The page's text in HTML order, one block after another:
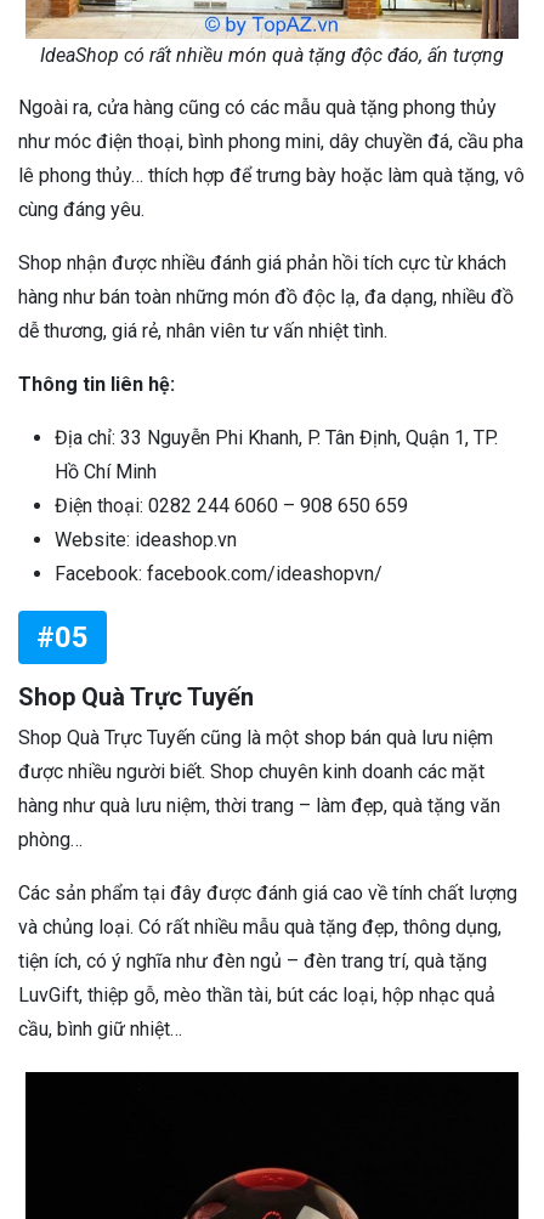
IdeaShop có rất nhiều món quà tặng độc đáo, ấn tượng
Ngoài ra, cửa hàng cũng có các mẫu quà tặng phong thủy
như móc điện thoại, bình phong mini, dây chuyền đá, cầu pha
lê phong thủy… thích hợp để trưng bày hoặc làm quà tặng, vô
cùng đáng yêu.
Shop nhận được nhiều đánh giá phản hồi tích cực từ khách
hàng như bán toàn những món đồ độc lạ, đa dạng, nhiều đồ
dễ thương, giá rẻ, nhân viên tư vấn nhiệt tình.
Thông tin liên hệ:
Địa chỉ: 33 Nguyễn Phi Khanh, P. Tân Định, Quận 1, TP.
Hồ Chí Minh
Điện thoại: 0282 244 6060 – 908 650 659
Website: ideashop.vn
Facebook: facebook.com/ideashopvn/
#05
Shop Quà Trực Tuyến
Shop Quà Trực Tuyến cũng là một shop bán quà lưu niệm
được nhiều người biết. Shop chuyên kinh doanh các mặt
hàng như quà lưu niệm, thời trang – làm đẹp, quà tặng văn
phòng…
Các sản phẩm tại đây được đánh giá cao về tính chất lượng
và chủng loại. Có rất nhiều mẫu quà tặng đẹp, thông dụng,
tiện ích, có ý nghĩa như đèn ngủ – đèn trang trí, quà tặng
LuvGift, thiệp gỗ, mèo thần tài, bút các loại, hộp nhạc quả
cầu, bình giữ nhiệt…